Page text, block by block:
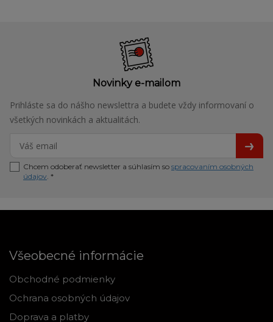
Novinky e-mailom
Prihláste sa do nášho newslettra a budete vždy informovaní o
všetkých novinkách a aktualitách.
Chcem odoberať newsletter a súhlasím so spracovaním osobných
údajov. *
Všeobecné informácie
Obchodné podmienky
Ochrana osobných údajov
Doprava a platby